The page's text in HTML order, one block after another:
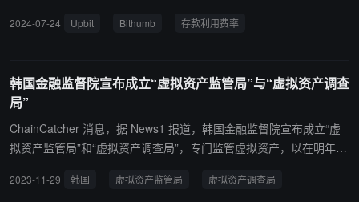
0% 后撤回。FSS 强调利用费率应合理计算，要求交易所详细报告存
2024-07-24 Upbit Bithumb 存款利用费率
韩国金融监督院宣布成立“虚拟资产监管局”与“虚拟资产调查
局”
ChainCatcher 消息，据 News1 报道，韩国金融监督院宣布成立“虚
拟资产监管局”和“虚拟资产调查局”，专门监管虚拟资产，以在明年 7
监管局是虚拟资产监管部门，负责虚拟资产经营者的监督检查、市场
2023-11-29 韩国 虚拟资产监管局 虚拟资产调查局